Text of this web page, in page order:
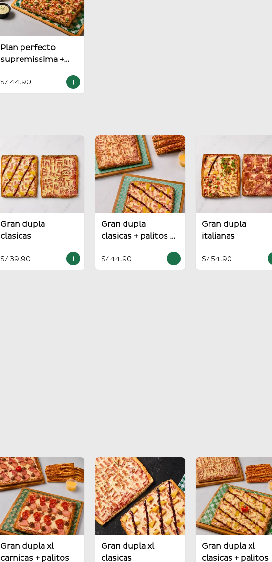
Plan perfecto
supremissima +
S/ 44.90
Gran dupla
clasicas
S/ 39.90
Gran dupla
clasicas + palitos +
S/ 44.90
Gran dupla
italianas
S/ 54.90
Gran dupla xl
carnicas + palitos
Gran dupla xl
clasicas
Gran dupla xl
clasicas + palitos